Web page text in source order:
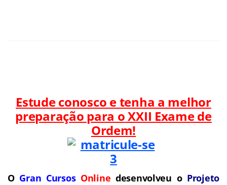
Estude conosco e tenha a melhor
preparação para oXXII Exame de
Ordem!
O Gran Cursos Online desenvolveu o Projeto